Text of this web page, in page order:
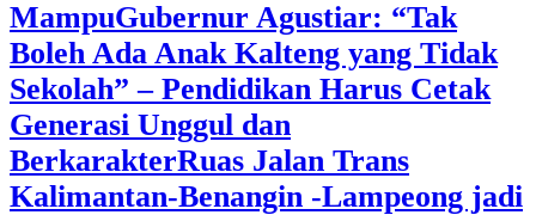
Mampu‎Gubernur Agustiar: “Tak
Boleh Ada Anak Kalteng yang Tidak
Sekolah” – Pendidikan Harus Cetak
Generasi Unggul dan
BerkarakterRuas Jalan Trans
Kalimantan-Benangin -Lampeong jadi